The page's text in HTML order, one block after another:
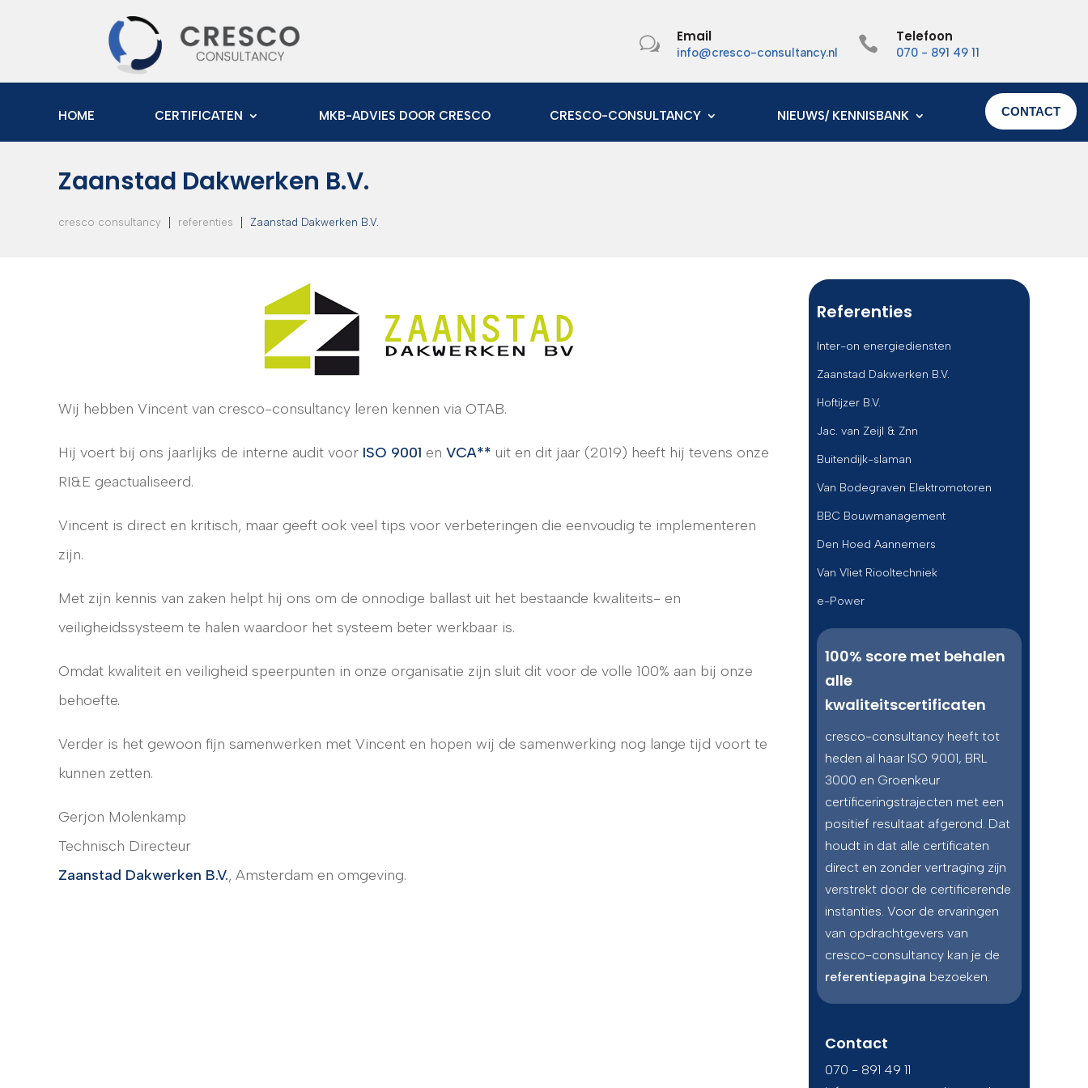
w Email
info@cresco-consultancy.nl  Telefoon
070 - 891 49 11
HOME CERTIFICATEN MKB-ADVIES DOOR CRESCO CRESCO-CONSULTANCY NIEUWS/ KENNISBANK CONTACT
Zaanstad Dakwerken B.V.
cresco consultancy | referenties | Zaanstad Dakwerken B.V.
Wij hebben Vincent van cresco-consultancy leren kennen via OTAB.
Hij voert bij ons jaarlijks de interne audit voor ISO 9001 en VCA** uit en dit jaar (2019) heeft hij tevens onze
RI&E geactualiseerd.
Vincent is direct en kritisch, maar geeft ook veel tips voor verbeteringen die eenvoudig te implementeren
zijn.
Met zijn kennis van zaken helpt hij ons om de onnodige ballast uit het bestaande kwaliteits- en
veiligheidssysteem te halen waardoor het systeem beter werkbaar is.
Omdat kwaliteit en veiligheid speerpunten in onze organisatie zijn sluit dit voor de volle 100% aan bij onze
behoefte.
Verder is het gewoon fijn samenwerken met Vincent en hopen wij de samenwerking nog lange tijd voort te
kunnen zetten.
Gerjon Molenkamp
Technisch Directeur
Zaanstad Dakwerken B.V., Amsterdam en omgeving.
Referenties
Inter-on energiediensten
Zaanstad Dakwerken B.V.
Hoftijzer B.V.
Jac. van Zeijl & Znn
Buitendijk-slaman
Van Bodegraven Elektromotoren
BBC Bouwmanagement
Den Hoed Aannemers
Van Vliet Riooltechniek
e-Power
100% score met behalen
alle
kwaliteitscertificaten
cresco-consultancy heeft tot
heden al haar ISO 9001, BRL
3000 en Groenkeur
certificeringstrajecten met een
positief resultaat afgerond. Dat
houdt in dat alle certificaten
direct en zonder vertraging zijn
verstrekt door de certificerende
instanties. Voor de ervaringen
van opdrachtgevers van
cresco-consultancy kan je de
referentiepagina bezoeken.
Contact
070 - 891 49 11